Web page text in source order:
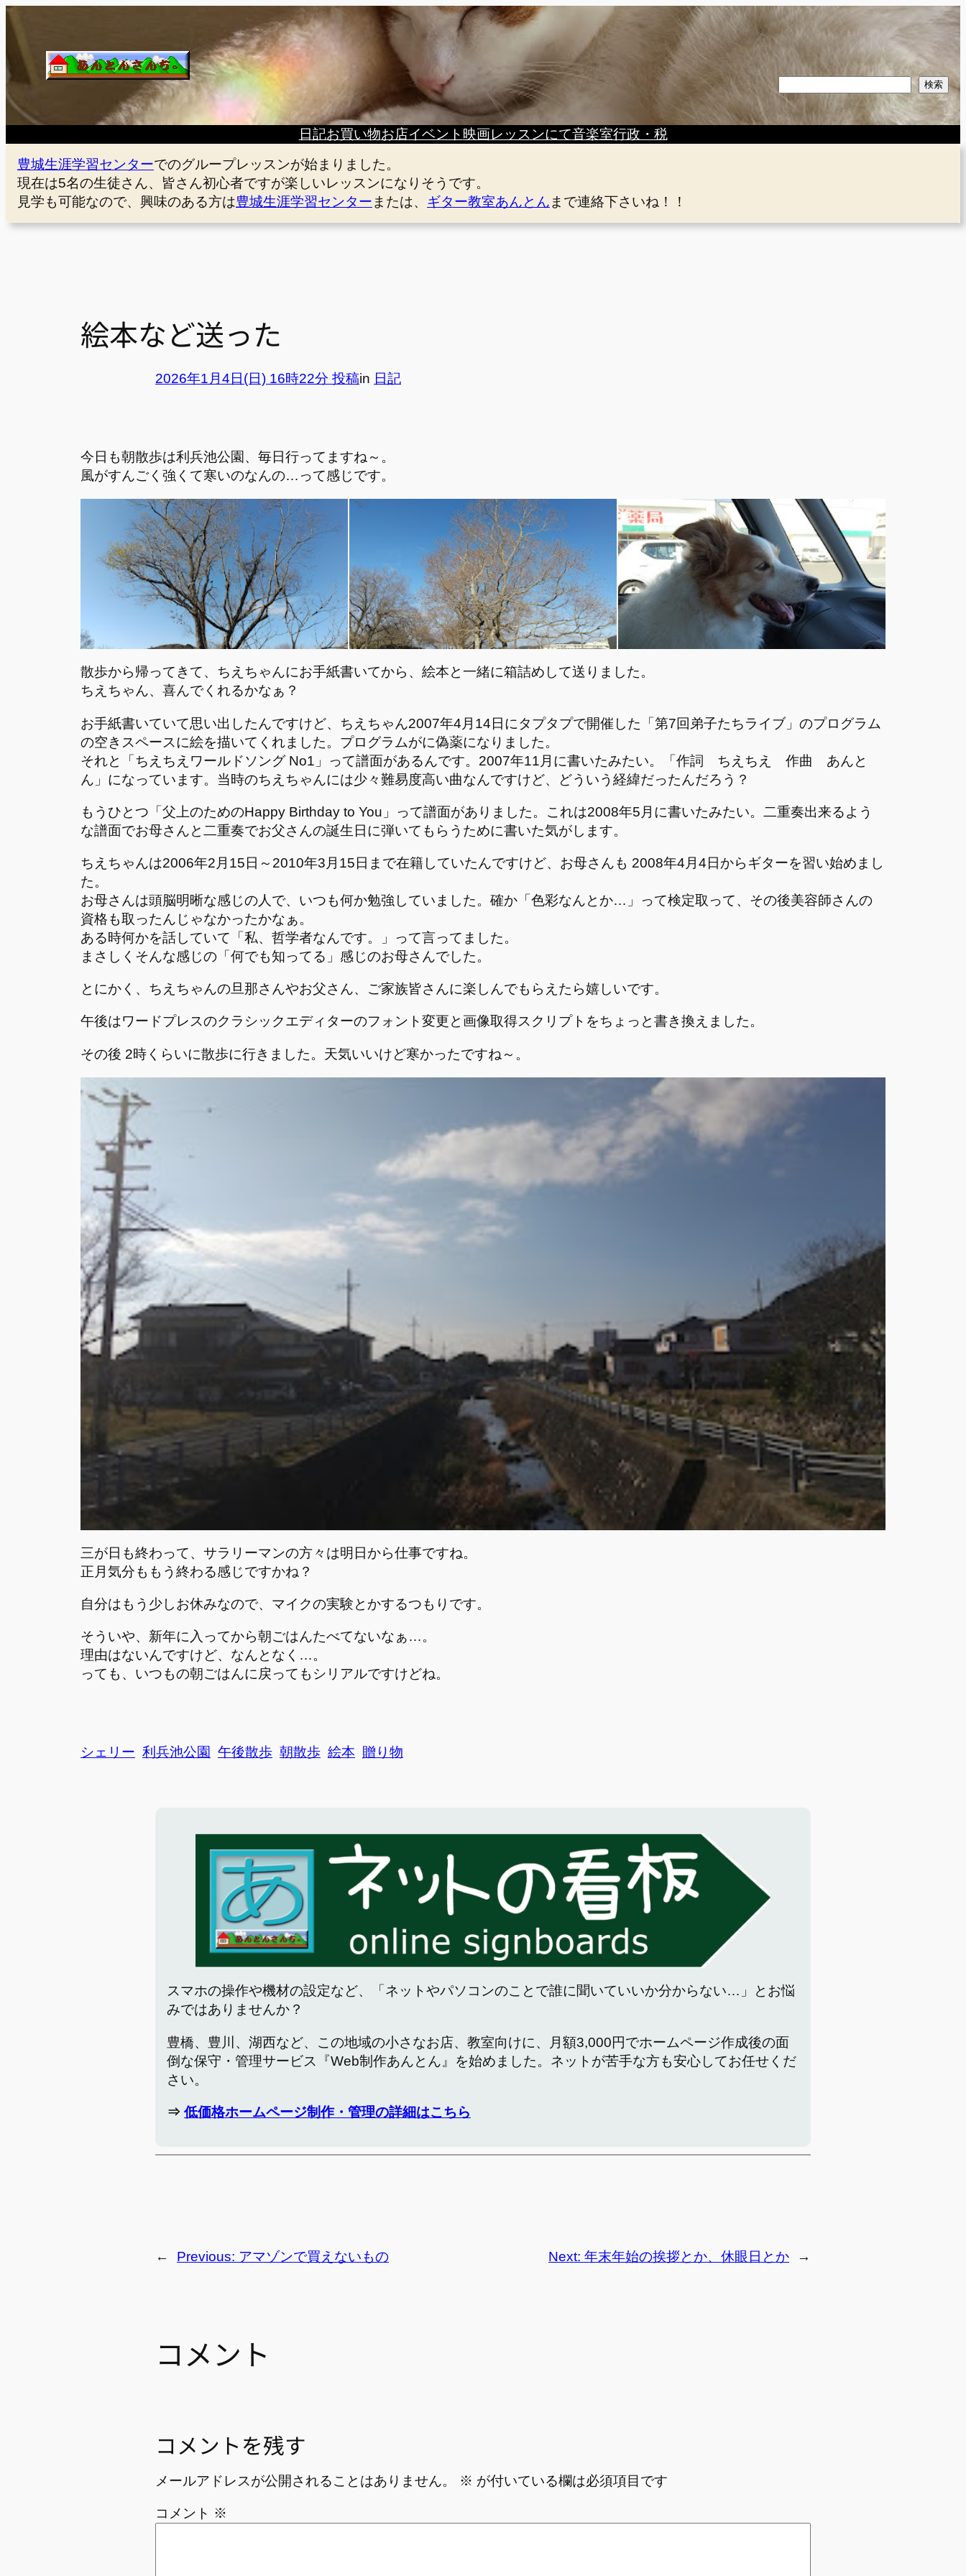
内
容
ス
キ
ッ
プ
索
検索
日記お買い物お店イベント 映画レッスンにて音楽室行政・税
豊城生涯学習センターでのグループレッスンが始まりました。
現在は5名の生徒さん、皆さん初心者ですが楽しいレッスンになりそうです。
見学も可能なので、興味のある方は豊城生涯学習センター または、 ギター教室あんとん まで連絡下さいね！！
絵本など送った
2026年1月4日(日) 16時22分 投稿in 日記
今日も朝散歩は利兵池公園、毎日行ってますね～。
風がすんごく強くて寒いのなんの…って感じです。
散歩から帰ってきて、ちえちゃんにお手紙書いてから、絵本と一緒に箱詰めして送りました。
ちえちゃん、喜んでくれるかなぁ？
お手紙書いていて思い出したんですけど、ちえちゃん2007年4月14日にタプタプで開催した「第7回弟子たちライブ」のプログラム
の空きスペースに絵を描いてくれました。プログラムがに偽薬になりました。
それと「ちえちえワールドソング No1」って譜面があるんです。2007年11月に書いたみたい。「作詞 ちえちえ 作曲 あんと
ん」になっています。当時のちえちゃんには少々難易度高い曲なんですけど、どういう経緯だったんだろう？
もうひとつ「父上のためのHappy Birthday to You」って譜面がありました。これは2008年5月に書いたみたい。二重奏出来るよう
な譜面でお母さんと二重奏でお父さんの誕生日に弾いてもらうために書いた気がします。
ちえちゃんは2006年2月15日～2010年3月15日まで在籍していたんですけど、お母さんも 2008年4月4日からギターを習い始めまし
た。
お母さんは頭脳明晰な感じの人で、いつも何か勉強していました。確か「色彩なんとか…」って検定取って、その後美容師さんの
資格も取ったんじゃなかったかなぁ。
ある時何かを話していて「私、哲学者なんです。」って言ってました。
まさしくそんな感じの「何でも知ってる」感じのお母さんでした。
とにかく、ちえちゃんの旦那さんやお父さん、ご家族皆さんに楽しんでもらえたら嬉しいです。
午後はワードプレスのクラシックエディターのフォント変更と画像取得スクリプトをちょっと書き換えました。
その後 2時くらいに散歩に行きました。天気いいけど寒かったですね～。
三が日も終わって、サラリーマンの方々は明日から仕事ですね。
正月気分ももう終わる感じですかね？
自分はもう少しお休みなので、マイクの実験とかするつもりです。
そういや、新年に入ってから朝ごはんたべてないなぁ…。
理由はないんですけど、なんとなく…。
っても、いつもの朝ごはんに戻ってもシリアルですけどね。
シェリー 利兵池公園 午後散歩 朝散歩 絵本 贈り物
スマホの操作や機材の設定など、「ネットやパソコンのことで誰に聞いていいか分からない…」とお悩
みではありませんか？
豊橋、豊川、湖西など、この地域の小さなお店、教室向けに、月額3,000円でホームページ作成後の面
倒な保守・管理サービス『Web制作あんとん』を始めました。ネットが苦手な方も安心してお任せくだ
さい。
⇒ 低価格ホームページ制作・管理の詳細はこちら
← Previous: アマゾンで買えないもの Next: 年末年始の挨拶とか、休眼日とか →
コメント
コメントを残す
メールアドレスが公開されることはありません。 ※ が付いている欄は必須項目です
コメント ※